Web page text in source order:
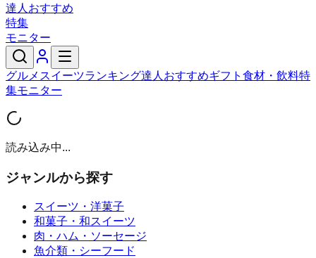
達人おすすめ
特集
モニター
グルメ スイーツランキング達人おすすめギフト 食材・飲料特
集モニター
読み込み中...
ジャンルから探す
スイーツ・洋菓子
和菓子・和スイーツ
肉・ハム・ソーセージ
魚介類・シーフード